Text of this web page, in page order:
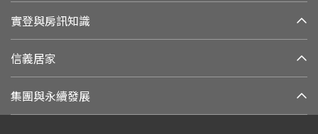
實登與房訊知識
信義居家
集團與永續發展